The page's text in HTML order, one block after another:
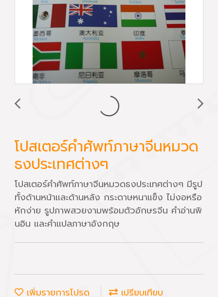
โปสเตอร์คำศัพท์ภาษาจีนหมวด
ธงประเทศต่างๆ
โปสเตอร์คำศัพท์ภาษาจีนหมวดธงประเทศต่างๆ มีรูป
ทั้งด้านหน้าและด้านหลัง กระดาษหนาแข็ง ไม่งอหรือ
หักง่าย รูปภาพสวยงามพร้อมตัวอักษรจีน คำอ่านพิ
นอิน และคำแปลภาษาอังกฤษ
เพิ่มรายการโปรด
เปรียบเทียบ